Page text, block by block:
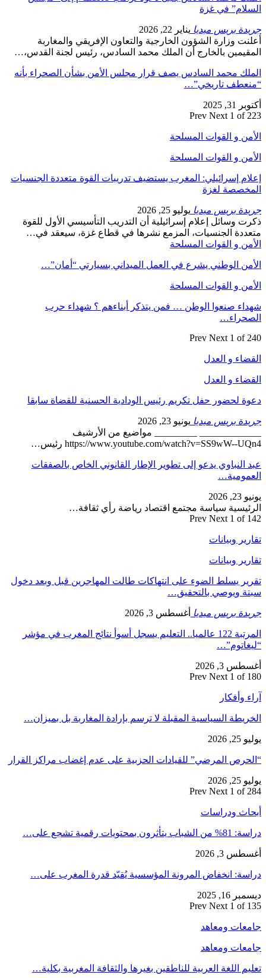
السلام” في غزة
جريدة بريس ميديا يناير 22, 2026
أعلنت وزارة الشؤون الخارجية والتعاون الإفريقي والمغاربة
المقيمين بالخارج أن الملك محمد السادس، رئيس لجنة القدس،…
الملك محمد السادس يصف قرار مجلس الأمن بشأن الصحراء بأنه
“منعطف تاريخي”…
أكتوبر 31, 2025
Prev Next 1 of 223
الأمن و القوات المسلحة
الأمن و القوات المسلحة
إعلام إسرائيلي: المغرب يستضيف تدريبات القوة متعددة الجنسيات
المخصصة لغزة
جريدة بريس ميديا يوليو 25, 2026
ذكرت وسائل إعلام إسرائيلية أن التدريب التأسيسي الأول للقوة
متعددة الجنسيات، المزمع نشرها في قطاع غزة، سيعقد في…
الأمن و القوات المسلحة
الأمن الوطني يشرع في العمل الميداني بسيارتي “أمان”…
الأمن و القوات المسلحة
شهداء صنعوا الوطن … فمن يتذكر أبناءهم ؟ شهداء حرب
الصحراء…
Prev Next 1 of 240
القضاء و العدل
القضاء و العدل
دعوة لحضور حفل تكريم رئيس الودادية الحسنية للقضاة سابقا
جريدة بريس ميديا يونيو 23, 2026
_____________ _________ مواضيع من الأرشيف
https://www.youtube.com/watch?v=SS9wW--UQn4 رئيس…
عبد النباوي يدعو إلى تطوير الإطار القانوني الخاص بالصفقات
العمومية…
يونيو 23, 2026
الرئيسية سياسة مجتمع اقتصاد رياضة رأي ثقافة…
Prev Next 1 of 142
تقارير وبيانات
تقارير وبيانات
تقرير يسلط الضوء على انتهاكات طالت المهاجرين قبل وبعد دخول
سبتة ويوصي بالتحقيق…
جريدة بريس ميديا أغسطس 3, 2026
المرتبة 122 عالميا.. التعليم يسجل أسوأ نتائج المغرب في مؤشر
“ليغاتوم”…
أغسطس 3, 2026
Prev Next 1 of 180
آراء وأفكار
الخريطة السياسية المقبلة لا ترسم بإرادة المغاربة بل بميزان…
يوليو 25, 2026
“الحرص المرضي” للقيادات الحزبية على عدم إغضاب مراكز القرار
يوليو 25, 2026
Prev Next 1 of 284
أبحاث ودراسات
دراسة: 81% من الشباب يتأثرون بمحتويات رقمية تشجع على…
أغسطس 3, 2026
دراسة: انخفاض المرونة المؤسسية يُقيّد قدرة المغرب على…
ديسمبر 16, 2025
Prev Next 1 of 135
جامعات ومعاهد
جامعات ومعاهد
تعليم اللغة العربية للناطقين بغيرها والثقافة المغربية بكلية…